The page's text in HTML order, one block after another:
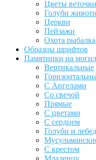
Цветы веточки
Голуби
Церкви
Пейзажи
Охота рыбалка
Образцы шрифтов
Памятники на
Вертикальные
С Ангелами
Со свечой
Прямые
С цветами
С сердцем
Голуби и
С крестом
Младенцу